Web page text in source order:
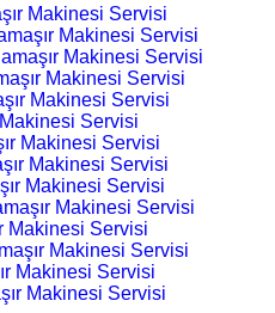
Makinesi Servisi
Makinesi Servisi
Makinesi Servisi
Makinesi Servisi
Makinesi Servisi
Servisi
Makinesi Servisi
Makinesi Servisi
Makinesi Servisi
Makinesi Servisi
Makinesi Servisi
Makinesi Servisi
Makinesi Servisi
Makinesi Servisi